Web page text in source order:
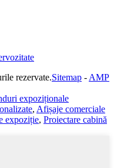
rezervate.Sitemap - AMP
expoziționale
, Afișaje comerciale
expoziție, Proiectare cabină